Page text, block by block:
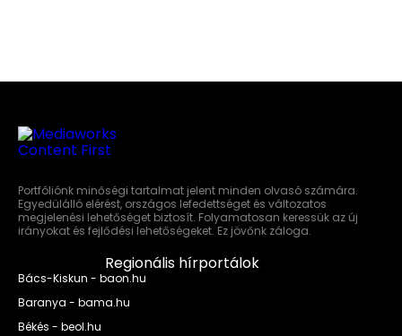
Portfóliónk minőségi tartalmat jelent minden olvasó számára.
Egyedülálló elérést, országos lefedettséget és változatos
megjelenési lehetőséget biztosít. Folyamatosan keressük az új
irányokat és fejlődési lehetőségeket. Ez jövőnk záloga.
Regionális hírportálok
Bács-Kiskun - baon.hu
Baranya - bama.hu
Békés - beol.hu